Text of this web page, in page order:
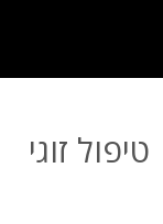
טיפול זוגי